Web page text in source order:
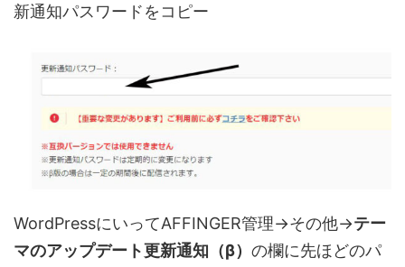
新通知パスワードをコピー
WordPressにいってAFFINGER管理→その他→テー
マのアップデート更新通知（β） の欄に先ほどのパ